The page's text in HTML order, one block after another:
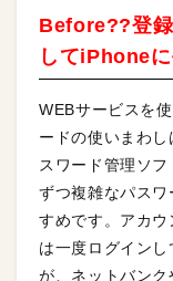
Before??登
してiPhone
WEBサービスを
ードの使いまわ
スワード管理ソ
ずつ複雑なパス
すめです。アカウ
は一度ログイン
が、ネットバン